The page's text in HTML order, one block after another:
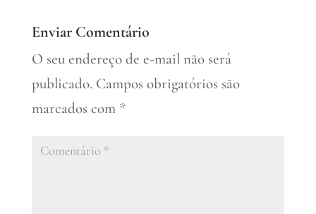
Enviar Comentário
O seu endereço de e-mail não será
publicado. Campos obrigatórios são
marcados com *